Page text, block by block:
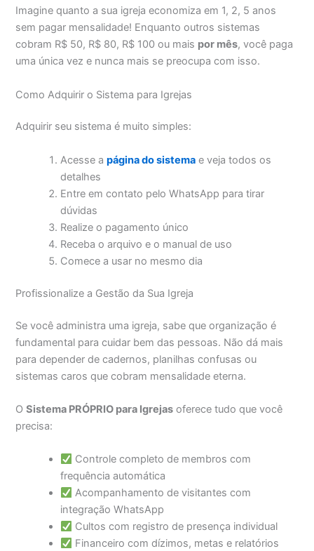
Imagine quanto a sua igreja economiza em 1, 2, 5 anos
sem pagar mensalidade! Enquanto outros sistemas
cobram R$ 50, R$ 80, R$ 100 ou mais por mês, você paga
uma única vez e nunca mais se preocupa com isso.
Como Adquirir o Sistema para Igrejas
Adquirir seu sistema é muito simples:
Acesse apágina do sistema e veja todos os
detalhes
Entre em contato pelo WhatsApp para tirar
dúvidas
Realize o pagamento único
Receba o arquivo e o manual de uso
Comece a usar no mesmo dia
Profissionalize a Gestão da Sua Igreja
Se você administra uma igreja, sabe que organização é
fundamental para cuidar bem das pessoas. Não dá mais
para depender de cadernos, planilhas confusas ou
sistemas caros que cobram mensalidade eterna.
OSistema PRÓPRIO para Igrejas oferece tudo que você
precisa:
Controle completo de membros com
frequência automática
Acompanhamento de visitantes com
integração WhatsApp
Cultos com registro de presença individual
Financeiro com dízimos, metas e relatórios